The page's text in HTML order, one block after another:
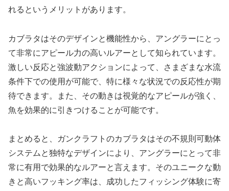
れるというメリットがあります。
カブラタはそのデザインと機能性から、アングラーにとっ
て非常にアピール力の高いルアーとして知られています。
激しい反応と強波動アクションによって、さまざまな水流
条件下での使用が可能で、特に様々な状況での反応性が期
待できます。また、その動きは視覚的なアピールが強く、
魚を効果的に引きつけることが可能です。
まとめると、ガンクラフトのカブラタはその不規則可動体
システムと独特なデザインにより、アングラーにとって非
常に有用で効果的なルアーと言えます。そのユニークな動
きと高いフッキング率は、成功したフィッシング体験に寄